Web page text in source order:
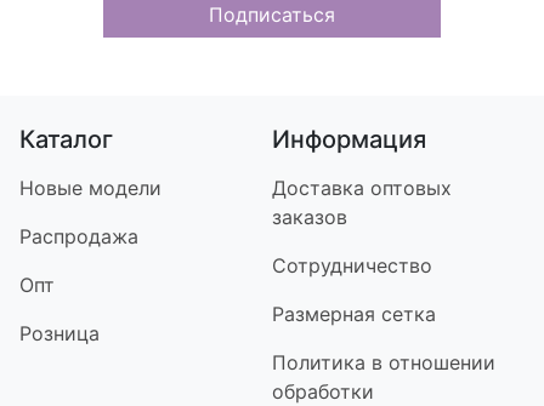
Подписаться
Каталог
Новые модели
Распродажа
Опт
Розница
Информация
Доставка оптовых
заказов
Сотрудничество
Размерная сетка
Политика в отношении
обработки